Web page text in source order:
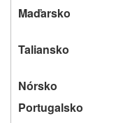
Maďarsko
Taliansko
Nórsko
Portugalsko